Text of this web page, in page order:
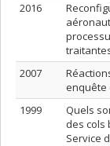
2016
2007
enquête
1999
Quels
des cols
Service